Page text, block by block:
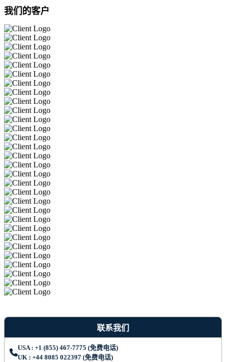
我们的客户
联系我们
USA : +1 (855) 467-7775 (免费电话)
UK : +44 8085 022397 (免费电话)